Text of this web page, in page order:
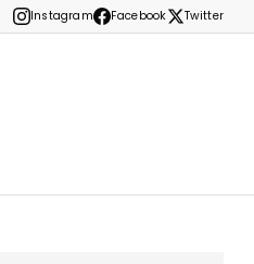
Instagram Facebook Twitter